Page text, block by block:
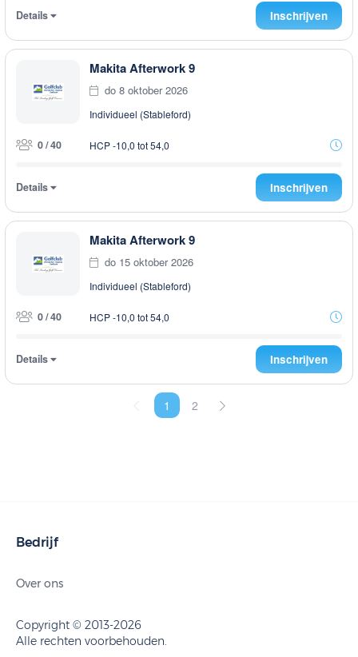
Details Inschrijven
Makita Afterwork 9
do 8 oktober 2026
Individueel (Stableford)
0 / 40 HCP -10,0 tot 54,0
Details Inschrijven
Makita Afterwork 9
do 15 oktober 2026
Individueel (Stableford)
0 / 40 HCP -10,0 tot 54,0
Details Inschrijven
1 2
Bedrijf
Over ons
Copyright © 2013-2026
Alle rechten voorbehouden.